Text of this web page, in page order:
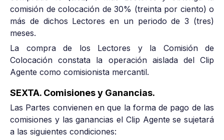
comisión de colocación de 30% (treinta por ciento) o
más de dichos Lectores en un periodo de 3 (tres)
meses.
La compra de los Lectores y la Comisión de
Colocación constata la operación aislada del Clip
Agente como comisionista mercantil.
SEXTA. Comisiones y Ganancias.
Las Partes convienen en que la forma de pago de las
comisiones y las ganancias el Clip Agente se sujetará
a las siguientes condiciones: